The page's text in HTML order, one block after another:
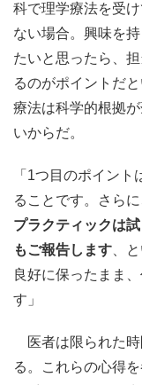
科で理学療法を受
ない場合。興味を
たいと思ったら、
るのがポイントだ
療法は科学的根拠
いからだ。
「1つ目のポイン
ることです。さらに
プラクティックは
もご報告します 、
良好に保ったまま
す」
医者は限られた時
る。これらの心得